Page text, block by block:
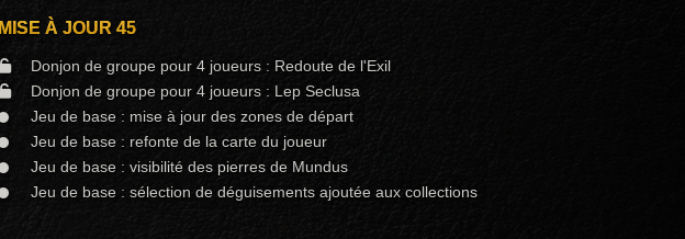
MISE À JOUR 45
Donjon de groupe pour 4 joueurs : Redoute de l'Exil
Donjon de groupe pour 4 joueurs : Lep Seclusa
Jeu de base : mise à jour des zones de départ
Jeu de base : refonte de la carte du joueur
Jeu de base : visibilité des pierres de Mundus
Jeu de base : sélection de déguisements ajoutée aux collections